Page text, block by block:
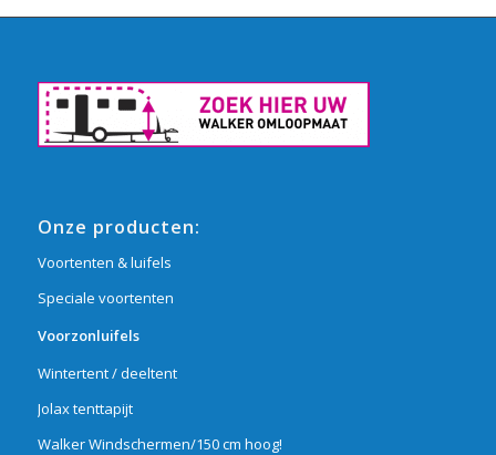
Onze producten:
Voortenten & luifels
Speciale voortenten
Voorzonluifels
Wintertent / deeltent
Jolax tenttapijt
Walker Windschermen/150 cm hoog!